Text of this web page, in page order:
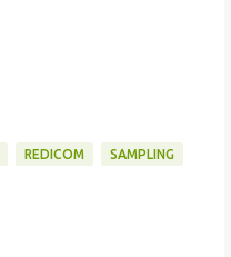
REDICOM SAMPLING